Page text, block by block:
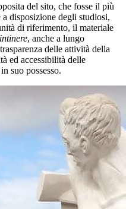
del sito, che fosse il più
disposizione degli studiosi,
di riferimento, il materiale
intinere, anche a lungo
delle attività della
ed accessibilità delle
suo possesso.